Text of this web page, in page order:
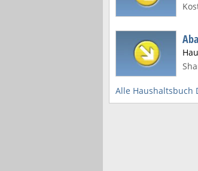
Alle Haushaltsbuch